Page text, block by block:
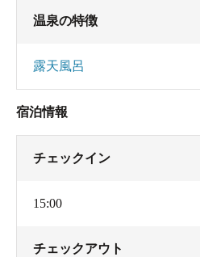
温泉の特徴
露天風呂
宿泊情報
チェックイン
15:00
チェックアウト